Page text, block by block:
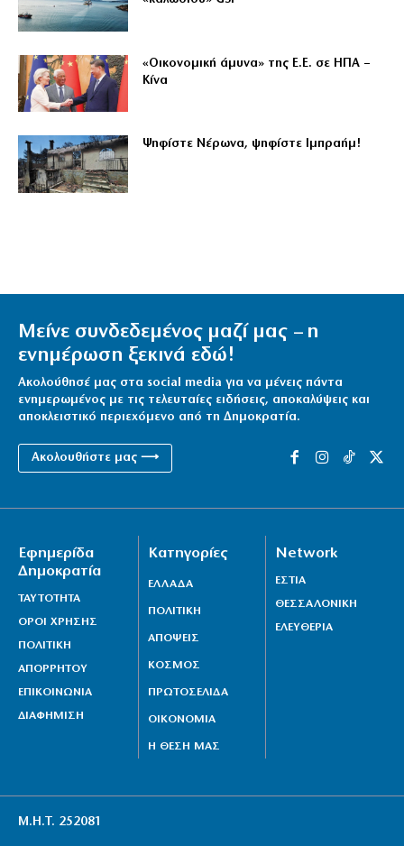
«Οικονομική άμυνα» της Ε.Ε. σε ΗΠΑ –
Κίνα
Ψηφίστε Νέρωνα, ψηφίστε Ιμπραήμ!
Μείνε συνδεδεμένος μαζί μας – η
ενημέρωση ξεκινά εδώ!
Ακολούθησέ μας στα social media για να μένεις πάντα
ενημερωμένος με τις τελευταίες ειδήσεις, αποκαλύψεις και
αποκλειστικό περιεχόμενο από τη Δημοκρατία.
Ακολουθήστε μας ⟶
Εφημερίδα
Δημοκρατία
ΤΑΥΤΟΤΗΤΑ
ΟΡΟΙ ΧΡΗΣΗΣ
ΠΟΛΙΤΙΚΗ
ΑΠΟΡΡΗΤΟΥ
ΕΠΙΚΟΙΝΩΝΙΑ
ΔΙΑΦΗΜΙΣΗ
Κατηγορίες
ΕΛΛΑΔΑ
ΠΟΛΙΤΙΚΗ
ΑΠΟΨΕΙΣ
ΚΟΣΜΟΣ
ΠΡΩΤΟΣΕΛΙΔΑ
ΟΙΚΟΝΟΜΙΑ
Η ΘΕΣΗ ΜΑΣ
Network
ΕΣΤΙΑ
ΘΕΣΣΑΛΟΝΙΚΗ
ΕΛΕΥΘΕΡΙΑ
Μ.Η.Τ. 252081